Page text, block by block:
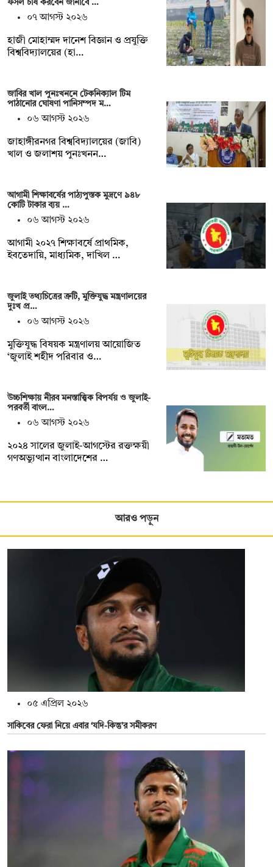
ফসল চাষ করবেন জানাবে …
০৭ আগস্ট ২০২৬
হাজী মোহাম্মদ দানেশ বিজ্ঞান ও প্রযুক্তি
বিশ্ববিদ্যালয়ের (হা…
জাবির খাল পুনঃখননে টেকনিক্যাল টিম
পাঠানোর ঘোষণা পানিসম্পদ ম…
০৬ আগস্ট ২০২৬
‎‎জাহাঙ্গীরনগর বিশ্ববিদ্যালয়ের (জাবি)
খাল ও জলাশয় পুনঃখনন…
আগামী শিক্ষাবর্ষের পাঠ্যপুস্তক মুদ্রণে ৯৪৮
কোটি টাকার ব্যয় …
০৬ আগস্ট ২০২৬
আগামী ২০২৭ শিক্ষাবর্ষে প্রাথমিক,
ইবতেদায়ি, মাধ্যমিক, দাখিল …
জুলাই তথ্যচিত্রের ত্রুটি, মুক্তিযুদ্ধ মন্ত্রণালয়ের
দুঃখ প্র…
০৬ আগস্ট ২০২৬
মুক্তিযুদ্ধ বিষয়ক মন্ত্রণালয় আয়োজিত
‘জুলাই শহীদ পরিবার ও…
উচ্চশিক্ষায় নীরব মনস্তাত্ত্বিক বিপর্যয় ও জুলাই-
পরবর্তী বাংল…
০৬ আগস্ট ২০২৬
২০২৪ সালের জুলাই-আগস্টের রক্তক্ষয়ী
গণঅভ্যুত্থান বাংলাদেশের …
আরও পড়ুন
০৫ এপ্রিল ২০২৬
সাকিবের ফেরা নিয়ে এবার ‘যদি-কিন্তু’র সমীকরণ